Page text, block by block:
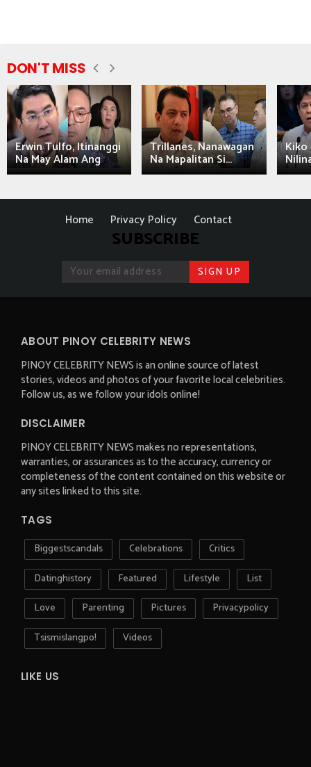
DON'T MISS
Erwin Tulfo, Itinanggi
Na May Alam Ang
Trillanes, Nanawagan
Na Mapalitan Si...
Kiko
Home Privacy Policy Contact
SUBSCRIBE
ABOUT PINOY CELEBRITY NEWS
PINOY CELEBRITY NEWS is an online source of latest
stories, videos and photos of your favorite local celebrities.
Follow us, as we follow your idols online!
DISCLAIMER
PINOY CELEBRITY NEWS makes no representations,
warranties, or assurances as to the accuracy, currency or
completeness of the content contained on this website or
any sites linked to this site.
TAGS
Biggestscandals Celebrations
Critics
Datinghistory
Featured Lifestyle
List
Love
Parenting Pictures
Privacypolicy
Tsismislangpo!
Videos
LIKE US